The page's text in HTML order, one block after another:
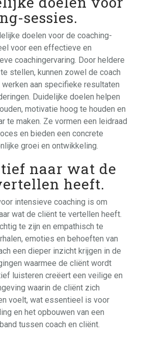
sessies.
doelen voor de coaching-
voor een effectieve en
coachingervaring. Door heldere
stellen, kunnen zowel de coach
aan specifieke resultaten
Duidelijke doelen helpen
motivatie hoog te houden en
te maken. Ze vormen een leidraad
en bieden een concrete
groei en ontwikkeling.
naar wat de
heeft.
intensieve coaching is om
wat de cliënt te vertellen heeft.
te zijn en empathisch te
emoties en behoeften van
een dieper inzicht krijgen in de
waarmee de cliënt wordt
luisteren creëert een veilige en
waarin de cliënt zich
voelt, wat essentieel is voor
en het opbouwen van een
tussen coach en cliënt.